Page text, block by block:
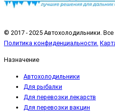
© 2017 - 2025 Автохолодильники.
Политика конфиденциальности.
Назначение
Автохолодильники
Для рыбалки
Для перевозки лекарств
Для перевозки вакцин